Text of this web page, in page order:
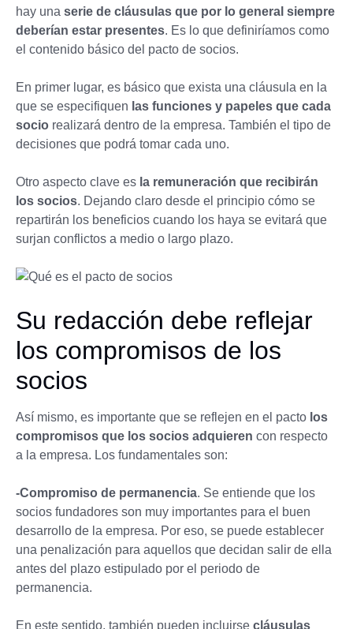
hay una serie de cláusulas que por lo general siempre
deberían estar presentes. Es lo que definiríamos como
el contenido básico del pacto de socios.
En primer lugar, es básico que exista una cláusula en la
que se especifiquen las funciones y papeles que cada
socio realizará dentro de la empresa. También el tipo de
decisiones que podrá tomar cada uno.
Otro aspecto clave es la remuneración que recibirán
los socios. Dejando claro desde el principio cómo se
repartirán los beneficios cuando los haya se evitará que
surjan conflictos a medio o largo plazo.
Su redacción debe reflejar
los compromisos de los
socios
Así mismo, es importante que se reflejen en el pacto los
compromisos que los socios adquieren con respecto
a la empresa. Los fundamentales son:
-Compromiso de permanencia. Se entiende que los
socios fundadores son muy importantes para el buen
desarrollo de la empresa. Por eso, se puede establecer
una penalización para aquellos que decidan salir de ella
antes del plazo estipulado por el periodo de
permanencia.
En este sentido, también pueden incluirse cláusulas